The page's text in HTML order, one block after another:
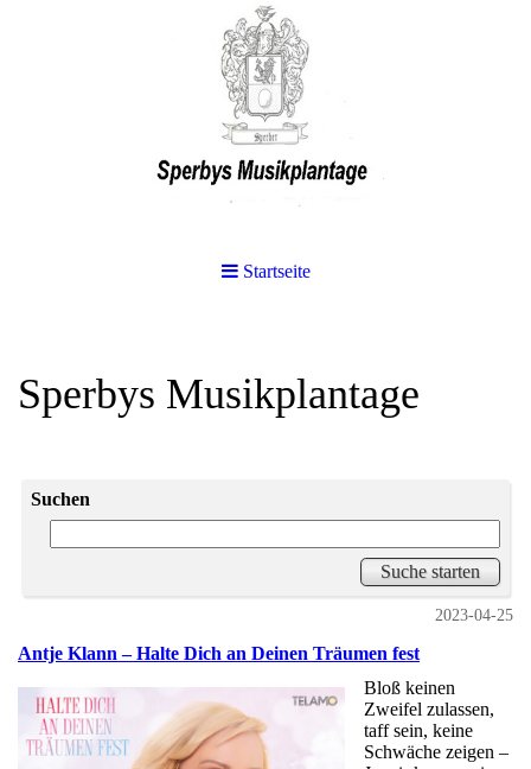
Startseite
Sperbys Musikplantage
Suchen
2023-04-25
Antje Klann – Halte Dich an Deinen Träumen fest
Bloß keinen
Zweifel zulassen,
taff sein, keine
Schwäche zeigen –